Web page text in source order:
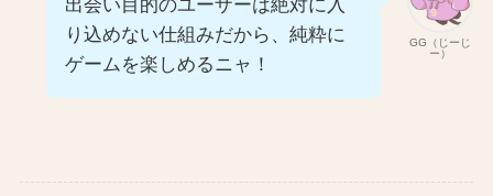
GG（じーじ
ー）
出会い目的のユーザーは絶対に入
り込めない仕組みだから、純粋に
ゲームを楽しめるニャ！